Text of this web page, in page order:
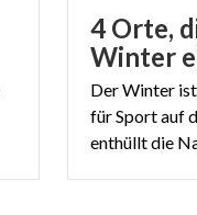
4 Orte,
Der Winter
für Sport auf